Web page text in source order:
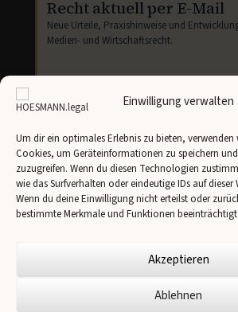
Einwilligung verwalten
Um dir ein optimales Erlebnis zu bieten,
Cookies, um Geräteinformationen zu speichern
zuzugreifen. Wenn du diesen Technologien
wie das Surfverhalten oder eindeutige IDs auf dieser
Wenn du deine Einwilligung nicht erteilst oder
bestimmte Merkmale und Funktionen
Akzeptieren
Ablehnen
Recht aktuell per E-Mail
Neue Urteile, Praxishinweise und
Medien- und Wirtschaftsrecht.
Newsletter abonnieren
Ich stimme der Übertragung meiner Angaben anBrevo
Datenschutzerklärung
zu.